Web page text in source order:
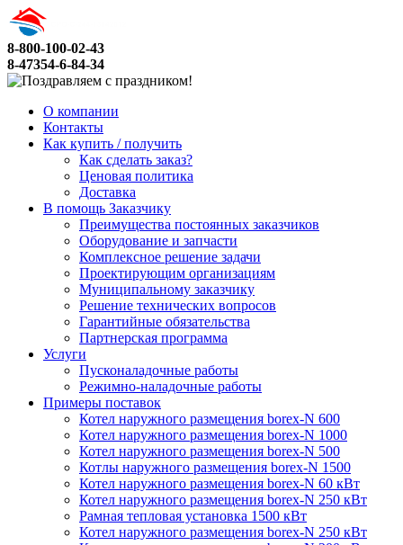
8-800-100-02-43
8-47354-6-84-34
О компании
Контакты
Как купить / получить
Как сделать заказ?
Ценовая политика
Доставка
В помощь Заказчику
Преимущества постоянных заказчиков
Оборудование и запчасти
Комплексное решение задачи
Проектирующим организациям
Муниципальному заказчику
Решение технических вопросов
Гарантийные обязательства
Партнерская программа
Услуги
Пусконаладочные работы
Режимно-наладочные работы
Примеры поставок
Котел наружного размещения borex-N 600
Котел наружного размещения borex-N 1000
Котел наружного размещения borex-N 500
Котлы наружного размещения borex-N 1500
Котел наружного размещения borex-N 60 кВт
Котел наружного размещения borex-N 250 кВт
Рамная тепловая установка 1500 кВт
Котел наружного размещения borex-N 250 кВт